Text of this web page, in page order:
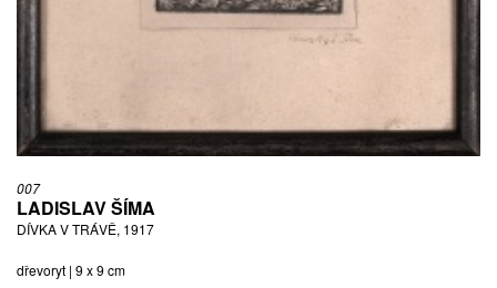
007
LADISLAV ŠÍMA
DÍVKA V TRÁVĚ, 1917
dřevoryt | 9 x 9 cm